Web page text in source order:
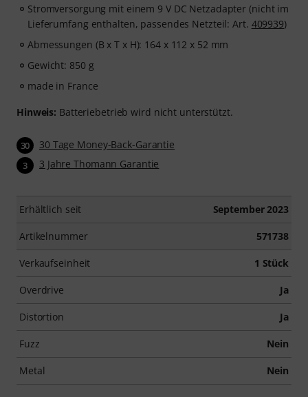
Stromversorgung mit einem 9 V DC Netzadapter (nicht im
Lieferumfang enthalten, passendes Netzteil: Art. 409939)
Abmessungen (B x T x H): 164 x 112 x 52 mm
Gewicht: 850 g
made in France
Hinweis: Batteriebetrieb wird nicht unterstützt.
30 30 Tage Money-Back-Garantie
3 3 Jahre Thomann Garantie
Erhältlich seit September 2023
Artikelnummer 571738
Verkaufseinheit 1 Stück
Overdrive Ja
Distortion Ja
Fuzz Nein
Metal Nein